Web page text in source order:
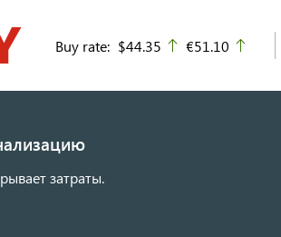
Buy rate: $44.35 up
€51.10
затраты.